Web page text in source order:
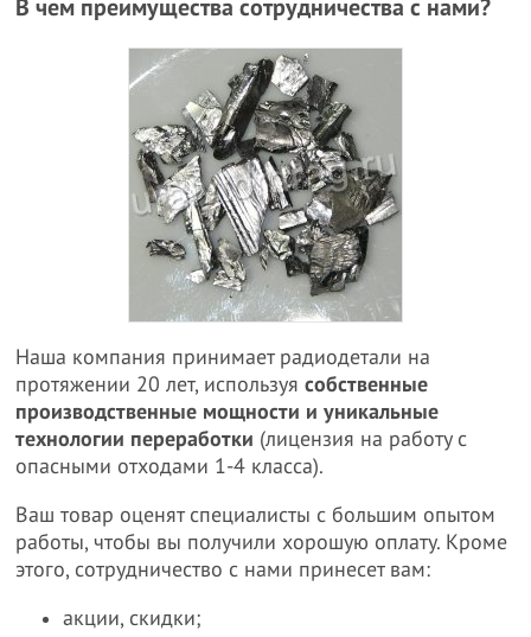
В чем преимущества сотрудничества с нами?
Наша компания принимает радиодетали на
протяжении 20 лет, используясобственные
производственные мощности и уникальные
технологии переработки (лицензия на работу с
опасными отходами 1-4 класса).
Ваш товар оценят специалисты с большим опытом
работы, чтобы вы получили хорошую оплату. Кроме
этого, сотрудничество с нами принесет вам:
акции, скидки;